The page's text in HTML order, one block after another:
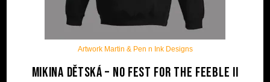
Artwork Martin & Pen n Ink Designs
Mikina dětská – No Fest For The Feeble II